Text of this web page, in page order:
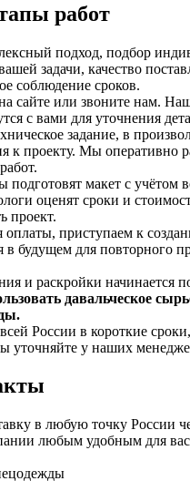
работ
подход, подбор
задачи, качество
соблюдение сроков.
сайте или звоните нам.
с вами для уточнения
задание, в
к проекту. Мы оперативно
подготовят макет с учётом
оценят сроки и
проект.
оплаты, приступаем к
в будущем для повторного
и раскройки начинается
давальческое
России в короткие сроки,
уточняйте у наших
в любую точку России
любым удобным для